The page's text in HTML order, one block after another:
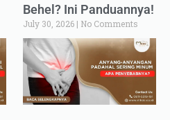
Behel? Ini Panduannya!
July 30, 2026 No Comments